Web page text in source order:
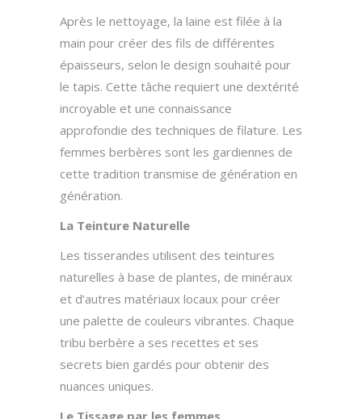
Après le nettoyage, la laine est filée à la
main pour créer des fils de différentes
épaisseurs, selon le design souhaité pour
le tapis. Cette tâche requiert une dextérité
incroyable et une connaissance
approfondie des techniques de filature. Les
femmes berbères sont les gardiennes de
cette tradition transmise de génération en
génération.
La Teinture Naturelle
Les tisserandes utilisent des teintures
naturelles à base de plantes, de minéraux
et d’autres matériaux locaux pour créer
une palette de couleurs vibrantes. Chaque
tribu berbère a ses recettes et ses
secrets bien gardés pour obtenir des
nuances uniques.
Le Tissage par les femmes